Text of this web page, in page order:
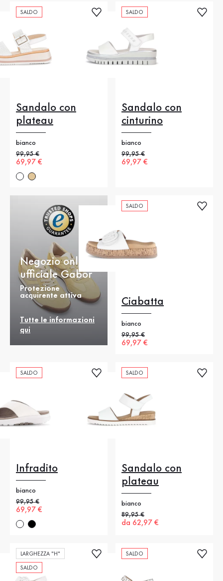
SALDO
Sandalo con
plateau
bianco
Prezzo precedente
99,95 €
Nuovo prezzo
69,97 €
SALDO
Sandalo con
cinturino
bianco
Prezzo precedente
99,95 €
Nuovo prezzo
69,97 €
Negozio online
ufficiale Gabor
Protezione
acquirente attiva
Tutte le informazioni
qui
SALDO
Ciabatta
bianco
Prezzo precedente
99,95 €
Nuovo prezzo
69,97 €
SALDO
Infradito
bianco
Prezzo precedente
99,95 €
Nuovo prezzo
69,97 €
SALDO
Sandalo con
plateau
bianco
Prezzo precedente
89,95 €
Nuovo prezzo
da 62,97 €
LARGHEZZA "H"
SALDO
SALDO